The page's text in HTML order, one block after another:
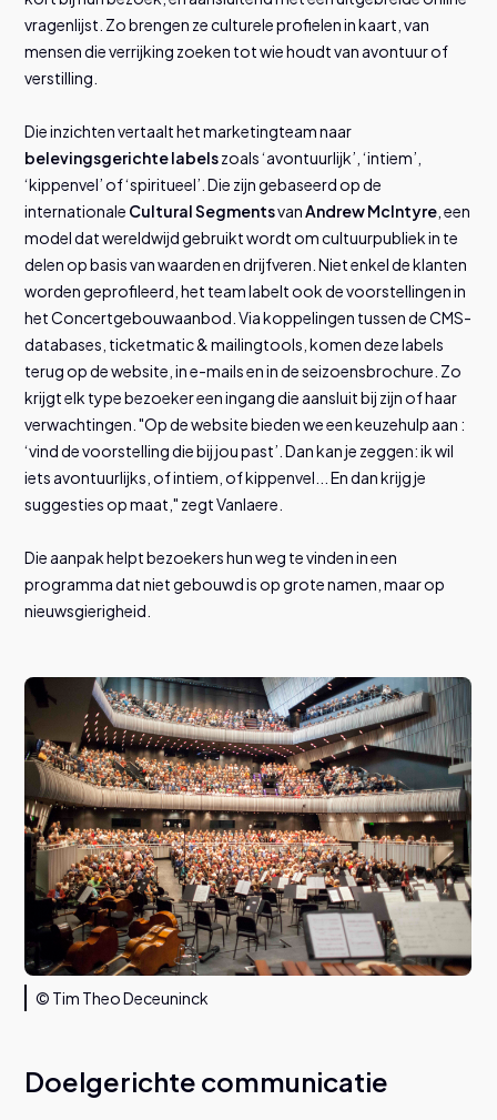
vragenlijst. Zo brengen ze culturele profielen in kaart, van
mensen die verrijking zoeken tot wie houdt van avontuur of
verstilling.
Die inzichten vertaalt het marketingteam naar
belevingsgerichte labelszoals ‘avontuurlijk’, ‘intiem’,
‘kippenvel’ of ‘spiritueel’. Die zijn gebaseerd op de
internationale Cultural SegmentsvanAndrew McIntyre , een
model dat wereldwijd gebruikt wordt om cultuurpubliek in te
delen op basis van waarden en drijfveren. Niet enkel de klanten
worden geprofileerd, het team labelt ook de voorstellingen in
het Concertgebouwaanbod. Via koppelingen tussen de CMS-
databases, ticketmatic & mailingtools, komen deze labels
terug op de website, in e-mails en in de seizoensbrochure. Zo
krijgt elk type bezoeker een ingang die aansluit bij zijn of haar
verwachtingen. "Op de website bieden we een keuzehulp aan :
‘vind de voorstelling die bij jou past’. Dan kan je zeggen: ik wil
iets avontuurlijks, of intiem, of kippenvel... En dan krijg je
suggesties op maat," zegt Vanlaere.
Die aanpak helpt bezoekers hun weg te vinden in een
programma dat niet gebouwd is op grote namen, maar op
nieuwsgierigheid.
© Tim Theo Deceuninck
Doelgerichte communicatie